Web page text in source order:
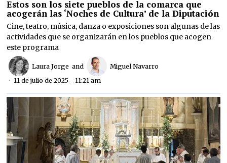
Estos son los siete pueblos de la comarca que
acogerán las ‘Noches de Cultura’ de la Diputación
Cine, teatro, música, danza o exposiciones son algunas de las
actividades que se organizarán en los pueblos que acogen
este programa
Laura Jorge and
Miguel Navarro
11 de julio de 2025 - 11:21 am